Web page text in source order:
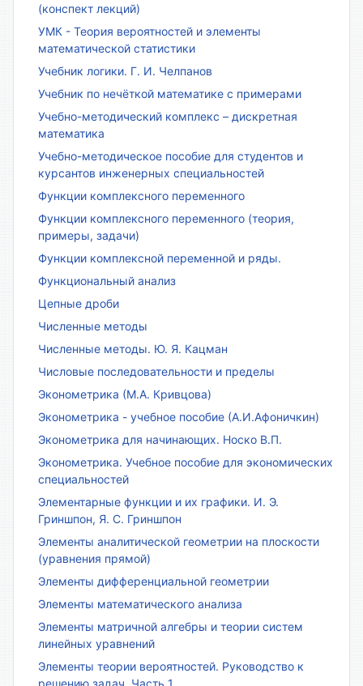
(конспект лекций)
УМК - Теория вероятностей и элементы
математической статистики
Учебник логики. Г. И. Челпанов
Учебник по нечёткой математике с примерами
Учебно-методический комплекс – дискретная
математика
Учебно-методическое пособие для студентов и
курсантов инженерных специальностей
Функции комплексного переменного
Функции комплексного переменного (теория,
примеры, задачи)
Функции комплексной переменной и ряды.
Функциональный анализ
Цепные дроби
Численные методы
Численные методы. Ю. Я. Кацман
Числовые последовательности и пределы
Эконометрика (М.А. Кривцова)
Эконометрика - учебное пособие (А.И.Афоничкин)
Эконометрика для начинающих. Носко В.П.
Эконометрика. Учебное пособие для экономических
специальностей
Элементарные функции и их графики. И. Э.
Гриншпон, Я. С. Гриншпон
Элементы аналитической геометрии на плоскости
(уравнения прямой)
Элементы дифференциальной геометрии
Элементы математического анализа
Элементы матричной алгебры и теории систем
линейных уравнений
Элементы теории вероятностей. Руководство к
решению задач. Часть 1.